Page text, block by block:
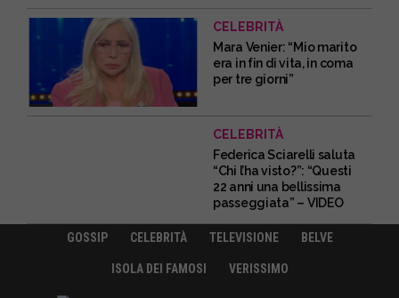
CELEBRITÀ
Mara Venier: “Mio marito
era in fin di vita, in coma
per tre giorni”
CELEBRITÀ
Federica Sciarelli saluta
“Chi l’ha visto?”: “Questi
22 anni una bellissima
passeggiata” – VIDEO
GOSSIP CELEBRITÀ TELEVISIONE BELVE
ISOLA DEI FAMOSI VERISSIMO